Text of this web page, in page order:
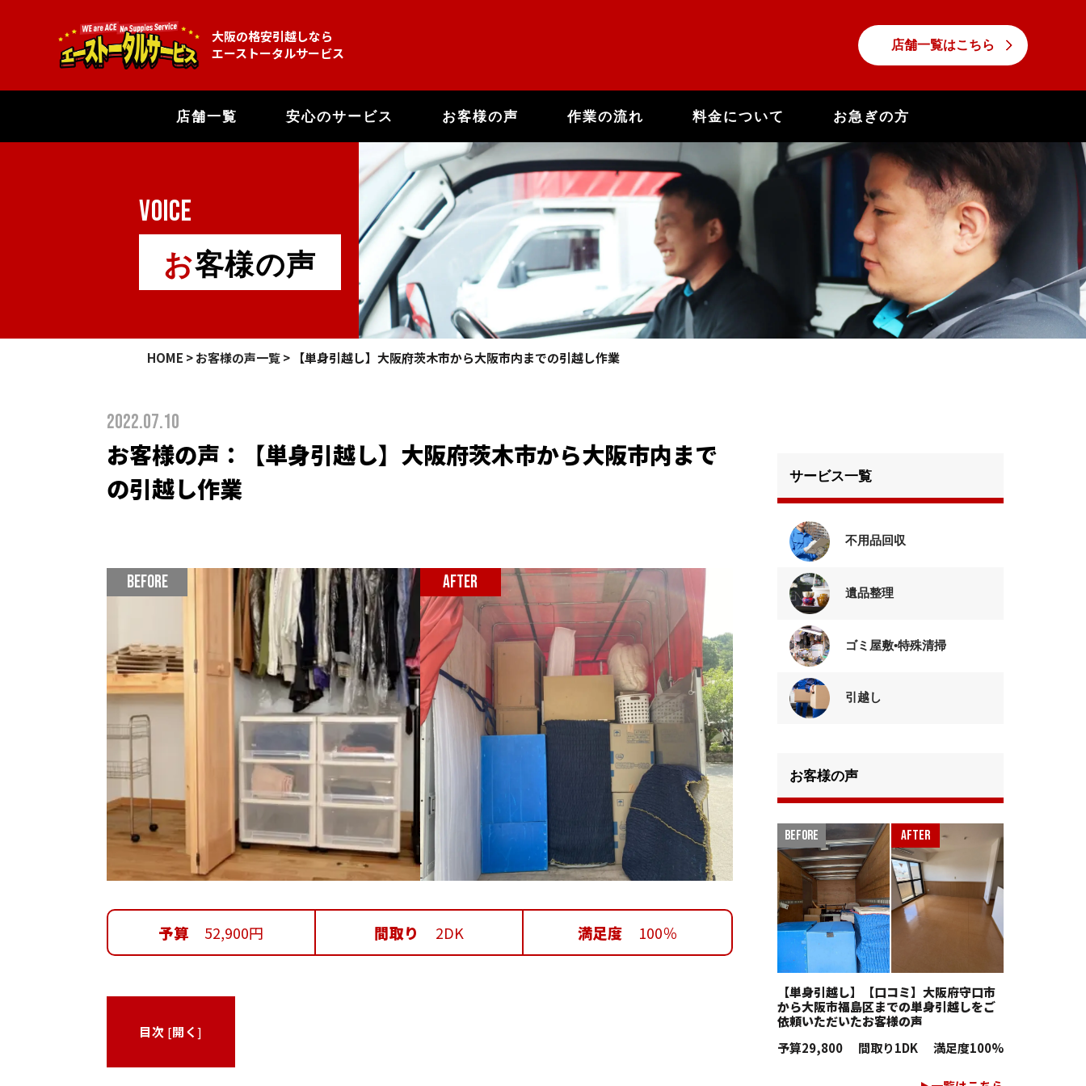
大阪の格安引越しなら
エーストータルサービス
店舗一覧はこちら
店舗一覧 安心のサービス お客様の声 作業の流れ 料金について お急ぎの方
VOICE
お客様の声
HOME >お客様の声一覧> 【単身引越し】大阪府茨木市から大阪市内までの引越し作業
2022.07.10
お客様の声：【単身引越し】大阪府茨木市から大阪市内まで
の引越し作業
予算 52,900円 間取り 2DK 満足度 100％
目次 [開く]
サービス一覧
不用品回収
遺品整理
ゴミ屋敷•特殊清掃
引越し
お客様の声
【単身引越し】【口コミ】大阪府守口市
から大阪市福島区までの単身引越しをご
依頼いただいたお客様の声
予算29,800 間取り1DK 満足度100%